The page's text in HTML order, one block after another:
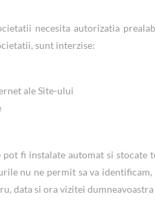
necesita autorizatia
sunt interzise:
ale Site-ului
fi instalate automat si
nu ne permit sa va
data si ora vizitei dumneavoastra